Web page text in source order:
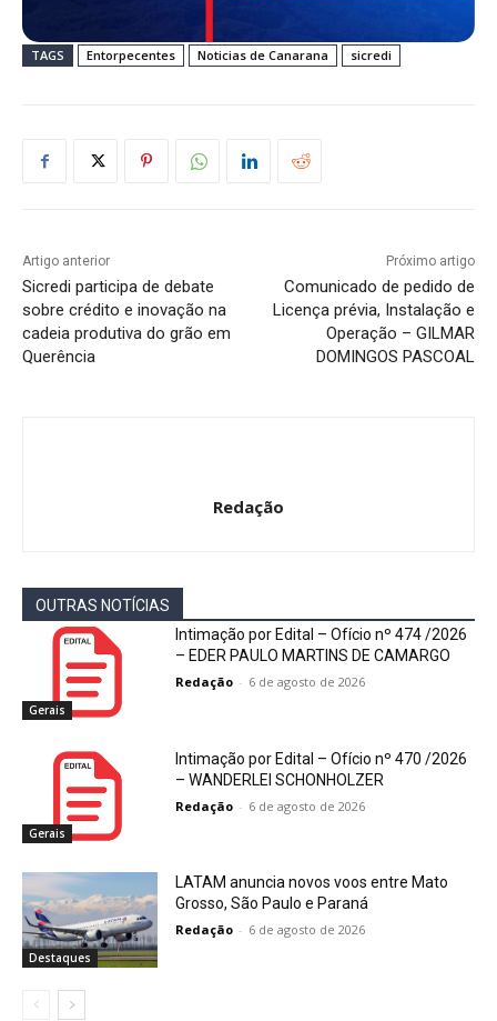
TAGS Entorpecentes Noticias de Canarana sicredi
Artigo anterior
Sicredi participa de debate
sobre crédito e inovação na
cadeia produtiva do grão em
Querência
Próximo artigo
Comunicado de pedido de
Licença prévia, Instalação e
Operação – GILMAR
DOMINGOS PASCOAL
Redação
OUTRAS NOTÍCIAS
Gerais
Intimação por Edital – Ofício nº 474 /2026
– EDER PAULO MARTINS DE CAMARGO
Redação - 6 de agosto de 2026
Gerais
Intimação por Edital – Ofício nº 470 /2026
– WANDERLEI SCHONHOLZER
Redação - 6 de agosto de 2026
Destaques
LATAM anuncia novos voos entre Mato
Grosso, São Paulo e Paraná
Redação - 6 de agosto de 2026